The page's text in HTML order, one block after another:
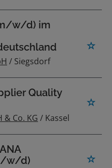
w/d) im
/ Siegsdorf
Quality
& Co. KG / Kassel
w/d)